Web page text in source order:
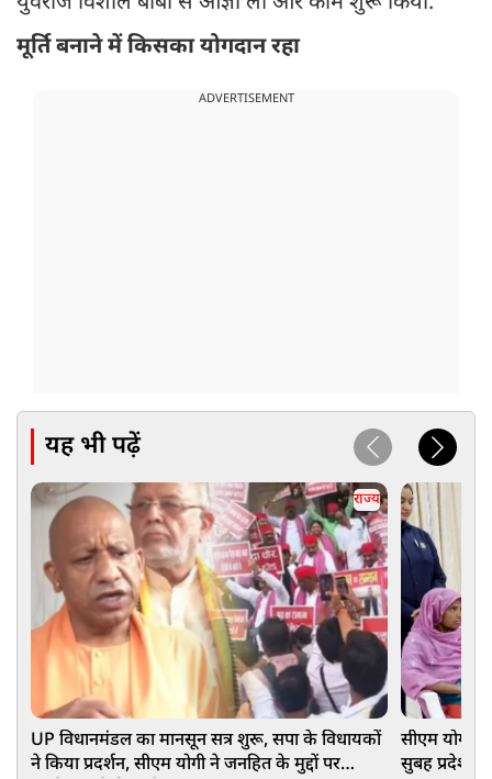
मूर्ति बनाने में किसका योगदान रहा
ADVERTISEMENT
यह भी पढ़ें
राज्य
UP विधानमंडल का मानसून सत्र शुरू, सपा के विधायकों
ने किया प्रदर्शन, सीएम योगी ने जनहित के मुद्दों पर
सीएम योगी
सुबह प्रदेश